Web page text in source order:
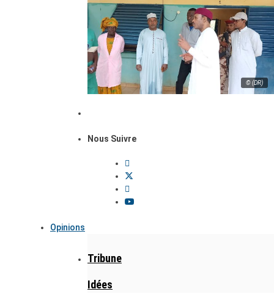
© (DR)
Nous Suivre
Opinions
Tribune
Idées